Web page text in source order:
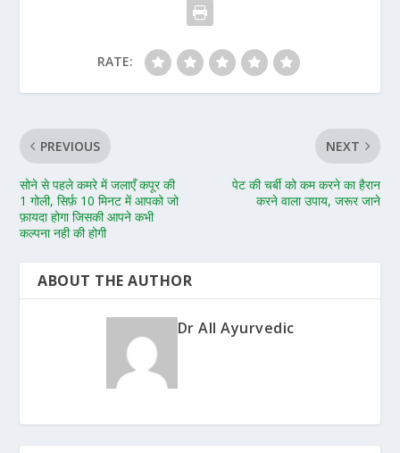
RATE:
PREVIOUS
सोने से पहले कमरे में जलाएँ कपूर की
1 गोली, सिर्फ़ 10 मिनट में आपको जो
फ़ायदा होगा जिसकी आपने कभी
कल्पना नही की होगी
NEXT
पेट की चर्बी को कम करने का हैरान
करने वाला उपाय, जरूर जाने
ABOUT THE AUTHOR
Dr All Ayurvedic